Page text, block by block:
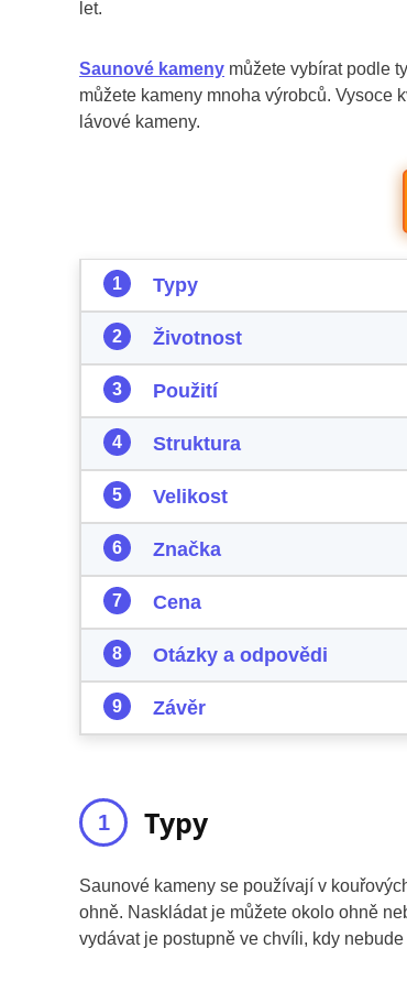
let.
Saunové kameny můžete vybírat podle
můžete kameny mnoha výrobců. Vysoce
lávové kameny.
Typy
Životnost
Použití
Struktura
Velikost
Značka
Cena
Otázky a odpovědi
Závěr
Typy
Saunové kameny se používají v
ohně. Naskládat je můžete okolo ohně
vydávat je postupně ve chvíli, kdy